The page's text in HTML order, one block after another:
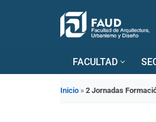
FACULTAD
Inicio » 2 Jornadas